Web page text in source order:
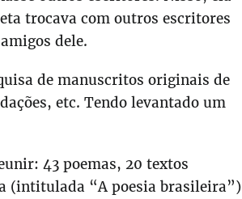
trocava com outros escritores
dele.
de manuscritos originais de
etc. Tendo levantado um
43 poemas, 20 textos
(intitulada “A poesia brasileira”)